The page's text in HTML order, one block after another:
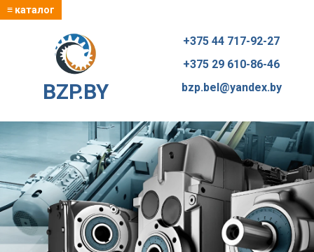
≡ каталог
BZP.BY
+375 44 717-92-27
+375 29 610-86-46
bzp.bel@yandex.by